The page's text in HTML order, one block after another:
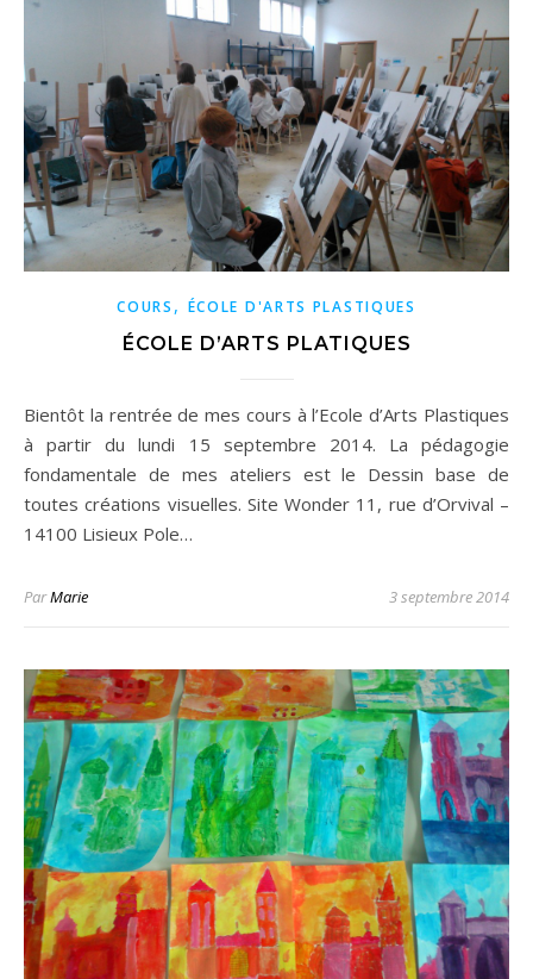
COURS , ÉCOLE D'ARTS PLASTIQUES
ÉCOLE D’ARTS PLATIQUES
Bientôt la rentrée de mes cours à l’Ecole d’Arts Plastiques
à partir du lundi 15 septembre 2014. La pédagogie
fondamentale de mes ateliers est le Dessin base de
toutes créations visuelles. Site Wonder 11, rue d’Orvival –
14100 Lisieux Pole…
ParMarie 3 septembre 2014